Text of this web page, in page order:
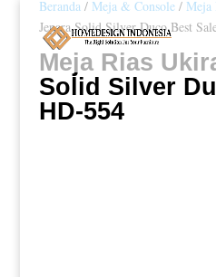
Beranda/ Meja & Console/ Meja
Jepara Solid Silver Duco Best
Meja Rias
Solid Silver
HD-554